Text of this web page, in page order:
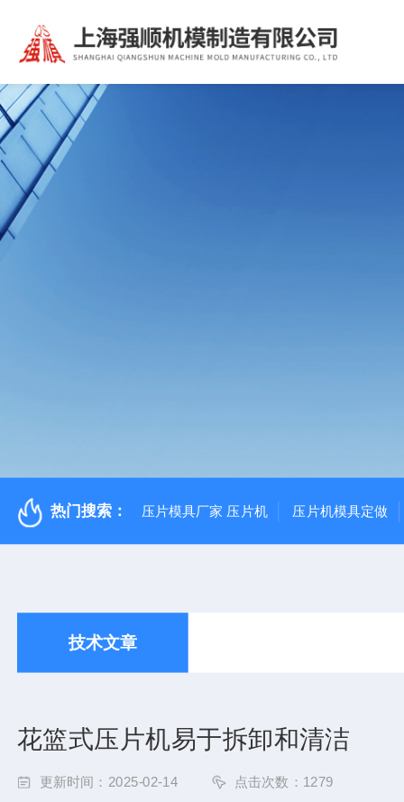
热门搜索： 压片模具厂家 压片机 压片机模具定做
技术文章
花篮式压片机易于拆卸和清洁
更新时间：2025-02-14 点击次数：1279